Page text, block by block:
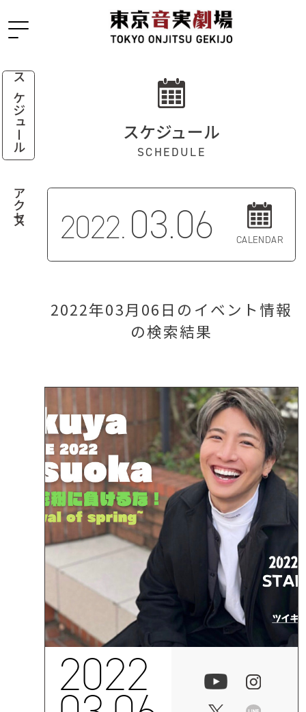
スケジュール
アクセス
スケジュール
SCHEDULE
2022.03.06 CALENDAR
2022年03月06日のイベント情報
の検索結果
2022